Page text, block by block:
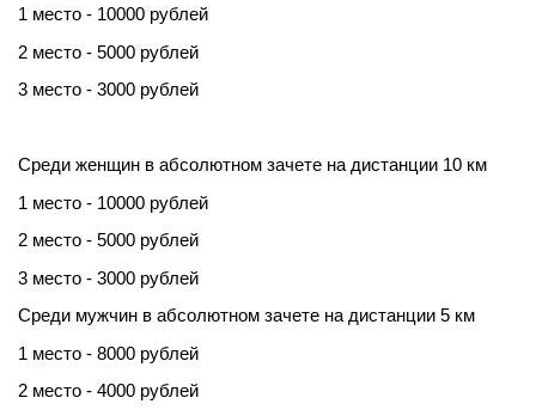
1 место - 10000 рублей
2 место - 5000 рублей
3 место - 3000 рублей
Среди женщин в абсолютном зачете на дистанции 10 км
1 место - 10000 рублей
2 место - 5000 рублей
3 место - 3000 рублей
Среди мужчин в абсолютном зачете на дистанции 5 км
1 место - 8000 рублей
2 место - 4000 рублей